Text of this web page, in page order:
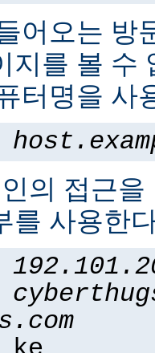
어오는 방
지를 볼 수
터명을 사
의 접근
를 사용한